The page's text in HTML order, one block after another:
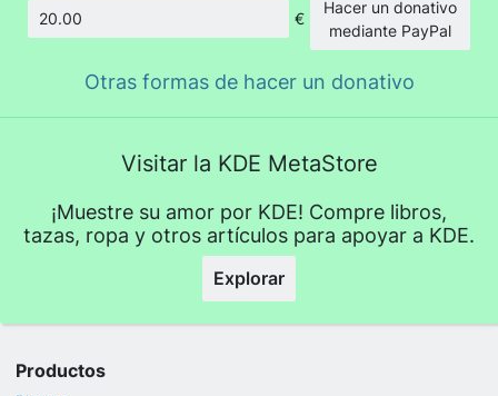
Cantidad
€
Hacer un donativo
mediante PayPal
Otras formas de hacer un donativo
Visitar la KDE MetaStore
¡Muestre su amor por KDE! Compre libros,
tazas, ropa y otros artículos para apoyar a KDE.
Explorar
Productos